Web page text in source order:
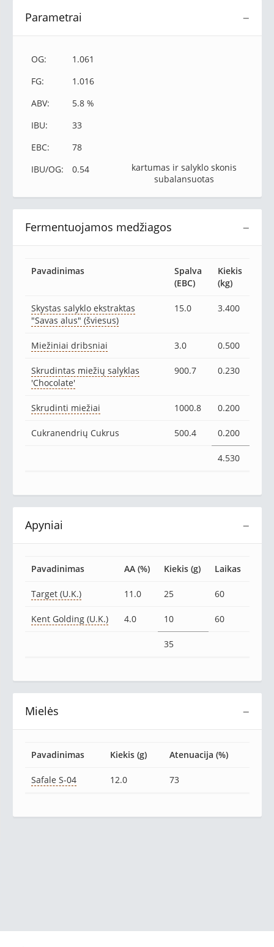
−
Parametrai
OG:
1.061
FG:
1.016
ABV:
5.8 %
IBU:
33
EBC:
78
IBU/OG:
0.54
kartumas ir salyklo skonis
subalansuotas
−
Fermentuojamos medžiagos
Pavadinimas
Spalva
(EBC)
Kiekis
(kg)
Skystas salyklo ekstraktas
"Savas alus" (šviesus)
15.0 3.400
Miežiniai dribsniai 3.0 0.500
Skrudintas miežių salyklas
'Chocolate'
900.7 0.230
Skrudinti miežiai 1000.8 0.200
Cukranendrių Cukrus 500.4 0.200
4.530
−
Apyniai
Pavadinimas AA (%) Kiekis (g) Laikas
Target (U.K.) 11.0 25 60
Kent Golding (U.K.) 4.0 10 60
35
−
Mielės
Pavadinimas Kiekis (g) Atenuacija (%)
Safale S-04 12.0 73